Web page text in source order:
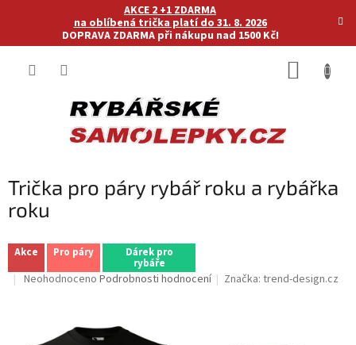
AKCE 2 +1 ZDARMA
na oblíbená trička platí do 31. 8. 2026
DOPRAVA ZDARMA při nákupu nad 1500 Kč!
Trička pro páry rybář roku a rybářka
roku
Akce Pro páry Dárek pro
rybáře
Průměrné
Neohodnoceno Podrobnosti hodnocení Značka:trend-design.cz